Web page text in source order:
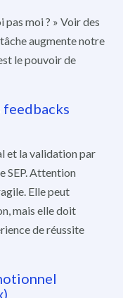
pas moi ? » Voir des
augmente notre
le pouvoir de
feedbacks
et la validation par
SEP. Attention
Elle peut
mais elle doit
de réussite